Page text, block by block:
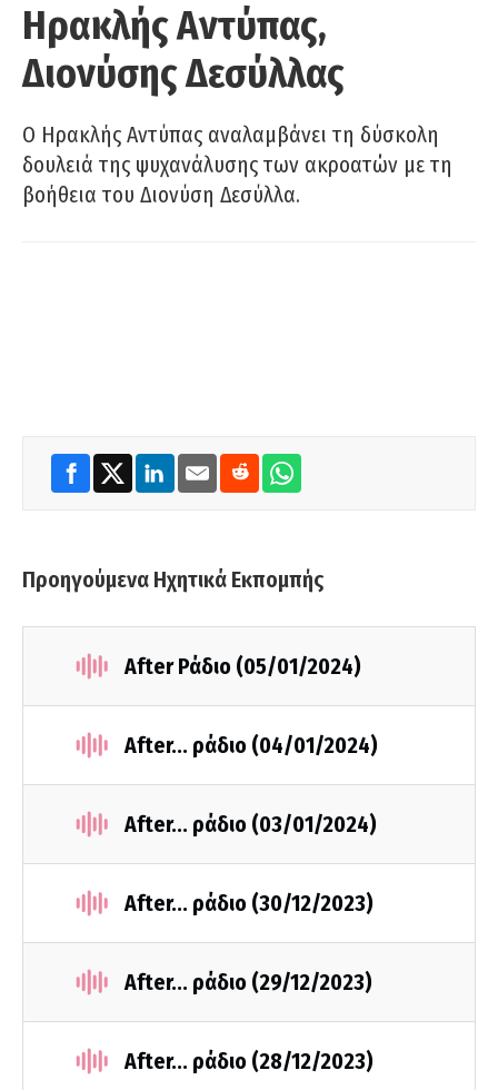
Ηρακλής Αντύπας,
Διονύσης Δεσύλλας
Ο Ηρακλής Αντύπας αναλαμβάνει τη δύσκολη
δουλειά της ψυχανάλυσης των ακροατών με τη
βοήθεια του Διονύση Δεσύλλα.
Προηγούμενα Ηχητικά Εκπομπής
After Ράδιο (05/01/2024)
After... ράδιο (04/01/2024)
After... ράδιο (03/01/2024)
After... ράδιο (30/12/2023)
After... ράδιο (29/12/2023)
After... ράδιο (28/12/2023)